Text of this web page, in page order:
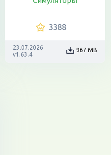
3388
23.07.2026
v1.63.4
967 MB